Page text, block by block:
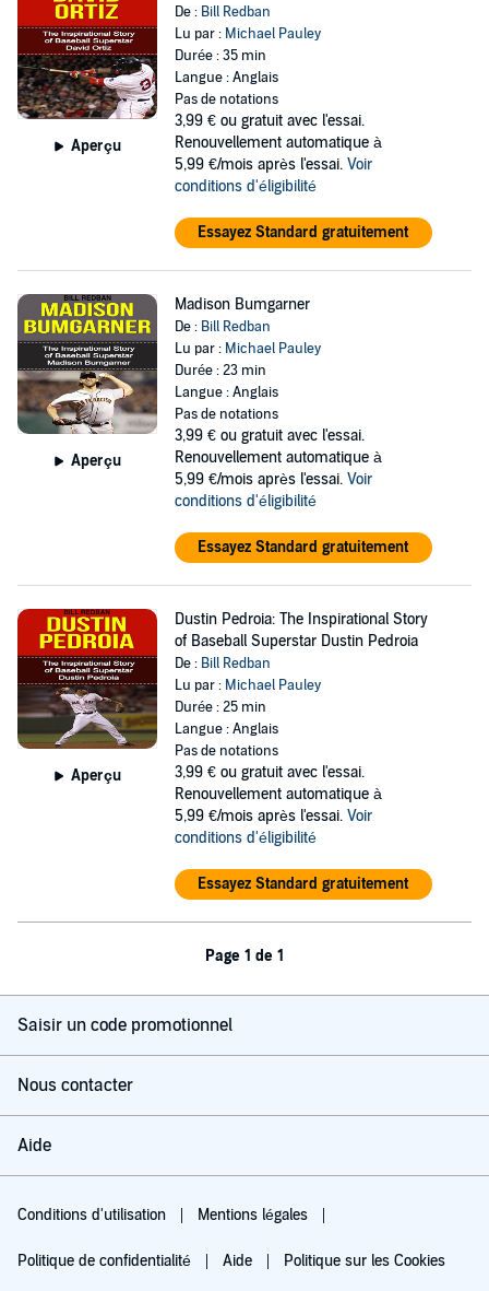
Aperçu
De : Bill Redban
Lu par : Michael Pauley
Durée : 35 min
Langue : Anglais
Pas de notations
3,99 € ou gratuit avec l'essai.
Renouvellement automatique à
5,99 €/mois après l'essai. Voir
conditions d'éligibilité
Essayez Standard gratuitement
Aperçu
Madison Bumgarner
De : Bill Redban
Lu par : Michael Pauley
Durée : 23 min
Langue : Anglais
Pas de notations
3,99 € ou gratuit avec l'essai.
Renouvellement automatique à
5,99 €/mois après l'essai. Voir
conditions d'éligibilité
Essayez Standard gratuitement
Aperçu
Dustin Pedroia: The Inspirational Story
of Baseball Superstar Dustin Pedroia
De : Bill Redban
Lu par : Michael Pauley
Durée : 25 min
Langue : Anglais
Pas de notations
3,99 € ou gratuit avec l'essai.
Renouvellement automatique à
5,99 €/mois après l'essai. Voir
conditions d'éligibilité
Essayez Standard gratuitement
Page 1 de 1
Saisir un code promotionnel
Nous contacter
Aide
Conditions d'utilisation Mentions légales
Politique de confidentialité Aide Politique sur les Cookies